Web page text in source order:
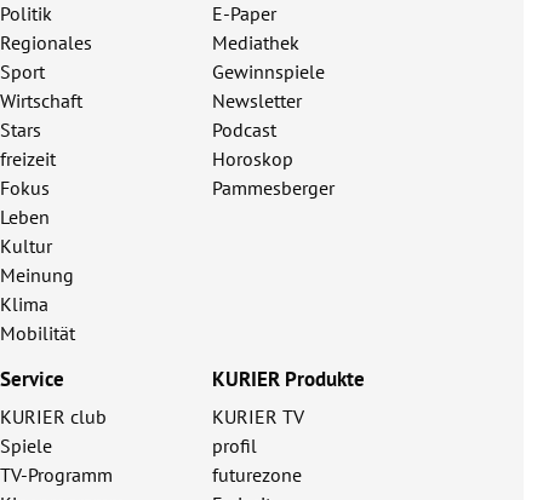
Politik
Regionales
Sport
Wirtschaft
Stars
freizeit
Fokus
Leben
Kultur
Meinung
Klima
Mobilität
E-Paper
Mediathek
Gewinnspiele
Newsletter
Podcast
Horoskop
Pammesberger
Service
KURIER club
Spiele
TV-Programm
KURIER Produkte
KURIER TV
profil
futurezone